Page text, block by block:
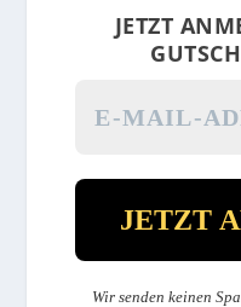
JETZT
Wir senden keinen